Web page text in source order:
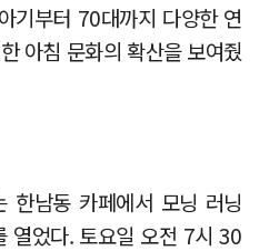
기부터 70대까지 다양한 연
아침 문화의 확산을 보여줬
한남동 카페에서 모닝 러닝
열었다. 토요일 오전 7시 30